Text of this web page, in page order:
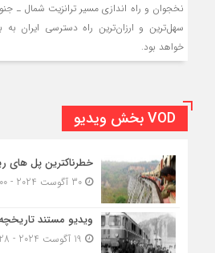
نخجوان و راه اندازی مسیر ترانزیت شمال ـ
سهل‌ترین و ارزان‌ترین راه دسترسی ایران به
خواهد بود.‌
VOD بخش ویدیو
خطرناکترین پل های
30 آگوست 2024 - 17:00
ویدیو مستند